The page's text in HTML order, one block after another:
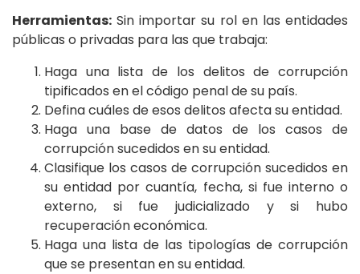
Herramientas: Sin importar su rol en las entidades
públicas o privadas para las que trabaja:
Haga una lista de los delitos de corrupción
tipificados en el código penal de su país.
Defina cuáles de esos delitos afecta su entidad.
Haga una base de datos de los casos de
corrupción sucedidos en su entidad.
Clasifique los casos de corrupción sucedidos en
su entidad por cuantía, fecha, si fue interno o
externo, si fue judicializado y si hubo
recuperación económica.
Haga una lista de las tipologías de corrupción
que se presentan en su entidad.